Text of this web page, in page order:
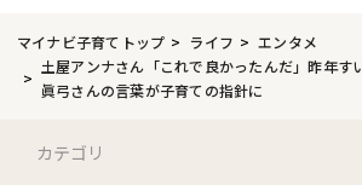
マイナビ子育てトップ ライフ
エンタメ
土屋アンナさん「これで良かったんだ」昨年す
眞弓さんの言葉が子育ての指針に
カテゴリ